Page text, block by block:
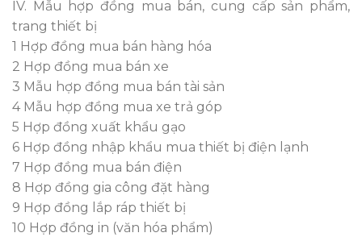
IV. Mẫu hợp đồng mua bán, cung cấp sản phẩm,
trang thiết bị
1 Hợp đồng mua bán hàng hóa
2 Hợp đồng mua bán xe
3 Mẫu hợp đồng mua bán tài sản
4 Mẫu hợp đồng mua xe trả góp
5 Hợp đồng xuất khẩu gạo
6 Hợp đồng nhập khẩu mua thiết bị điện lạnh
7 Hợp đồng mua bán điện
8 Hợp đồng gia công đặt hàng
9 Hợp đồng lắp ráp thiết bị
10 Hợp đồng in (văn hóa phẩm)